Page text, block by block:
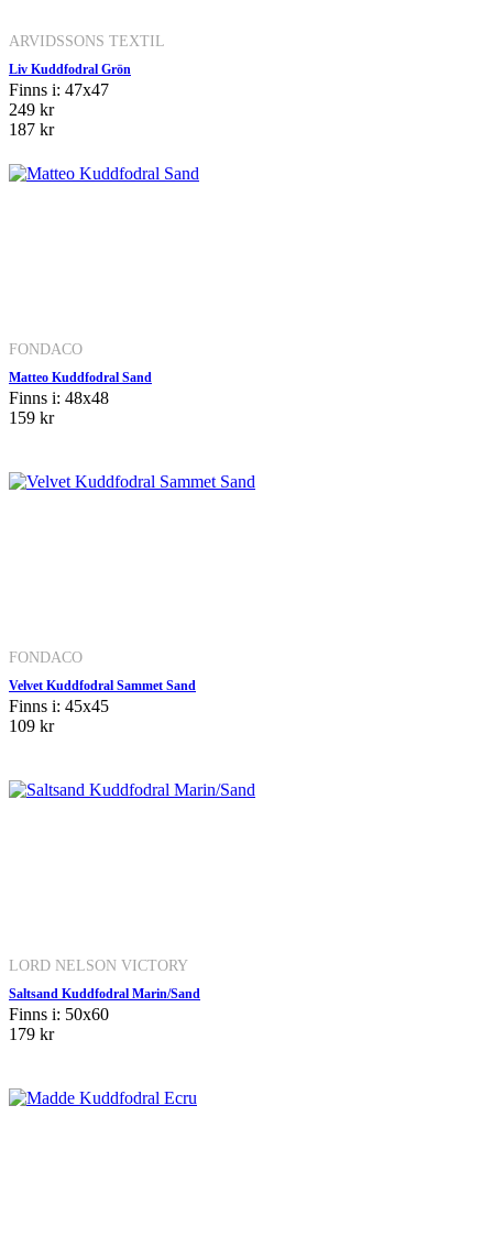
ARVIDSSONS TEXTIL
Liv Kuddfodral Grön
Finns i: 47x47
249 kr
187 kr
FONDACO
Matteo Kuddfodral Sand
Finns i: 48x48
159 kr
FONDACO
Velvet Kuddfodral Sammet Sand
Finns i: 45x45
109 kr
LORD NELSON VICTORY
Saltsand Kuddfodral Marin/Sand
Finns i: 50x60
179 kr